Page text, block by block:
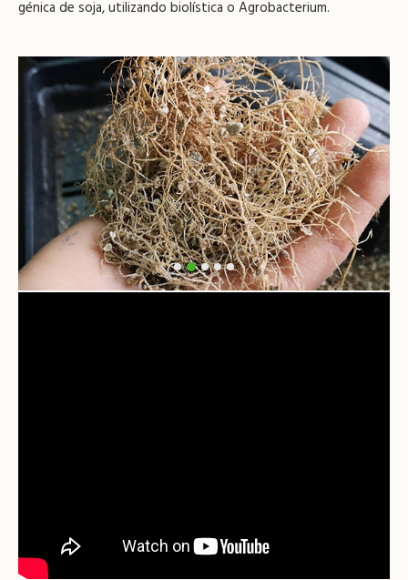
génica de soja, utilizando biolística o Agrobacterium.